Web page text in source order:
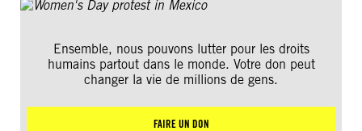
Ensemble, nous pouvons lutter pour les droits
humains partout dans le monde. Votre don peut
changer la vie de millions de gens.
FAIRE UN DON